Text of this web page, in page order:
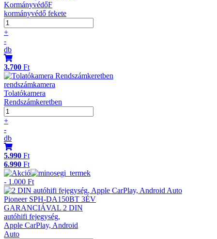
KormányvédőF
kormányvédő fekete
+
-
db
3.700 Ft
rendszámkamera
Tolatókamera
Rendszámkeretben
+
-
db
5.990 Ft
6.990 Ft
- 1.000 Ft
Pioneer SPH-DA150BT 3ÉV
GARANCIÁVAL 2 DIN
autóhifi fejegység,
Apple CarPlay, Android
Auto